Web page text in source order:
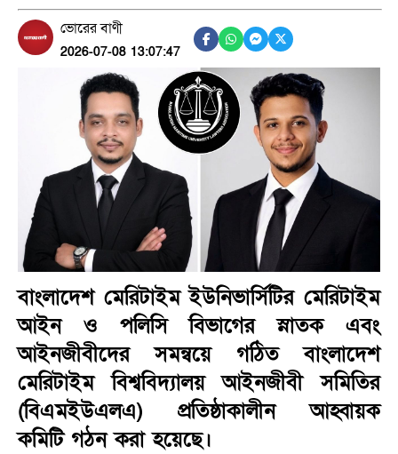
ভোরের বাণী
2026-07-08 13:07:47
বাংলাদেশ মেরিটাইম ইউনিভার্সিটির মেরিটাইম
আইন ও পলিসি বিভাগের স্নাতক এবং
আইনজীবীদের সমন্বয়ে গঠিত বাংলাদেশ
মেরিটাইম বিশ্ববিদ্যালয় আইনজীবী সমিতির
(বিএমইউএলএ) প্রতিষ্ঠাকালীন আহ্বায়ক
কমিটি গঠন করা হয়েছে।